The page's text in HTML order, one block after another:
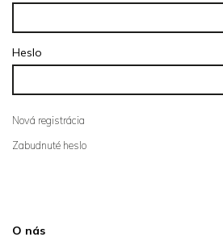
Heslo
Nová registrácia
Zabudnuté heslo
O nás